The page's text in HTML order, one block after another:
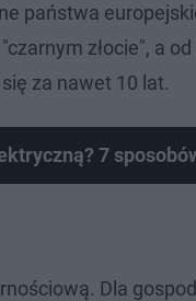
państwa
złocie", a
za nawet 10 lat.
7
Dla